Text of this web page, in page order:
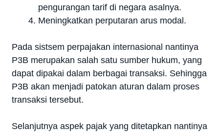
pengurangan tarif di negara asalnya.
Meningkatkan perputaran arus modal.
Pada sistsem perpajakan internasional nantinya
P3B merupakan salah satu sumber hukum, yang
dapat dipakai dalam berbagai transaksi. Sehingga
P3B akan menjadi patokan aturan dalam proses
transaksi tersebut.
Selanjutnya aspek pajak yang ditetapkan nantinya